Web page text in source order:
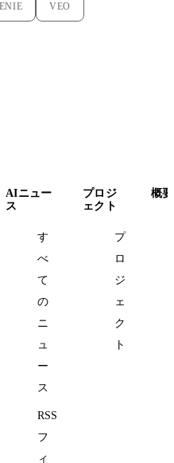
VEO
AIニュー
ス
す
べ
て
の
ニ
ュ
ー
ス
RSS
フ
ィ
プロジ
ェクト
プ
ロ
ジ
ェ
ク
ト
概要